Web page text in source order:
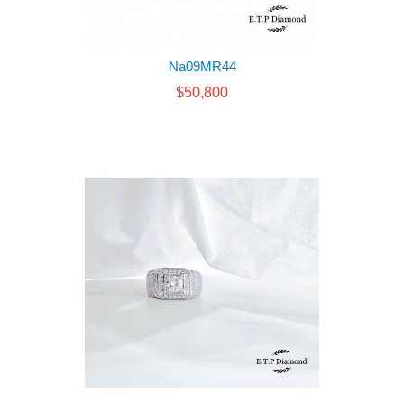
Na09MR44
$50,800